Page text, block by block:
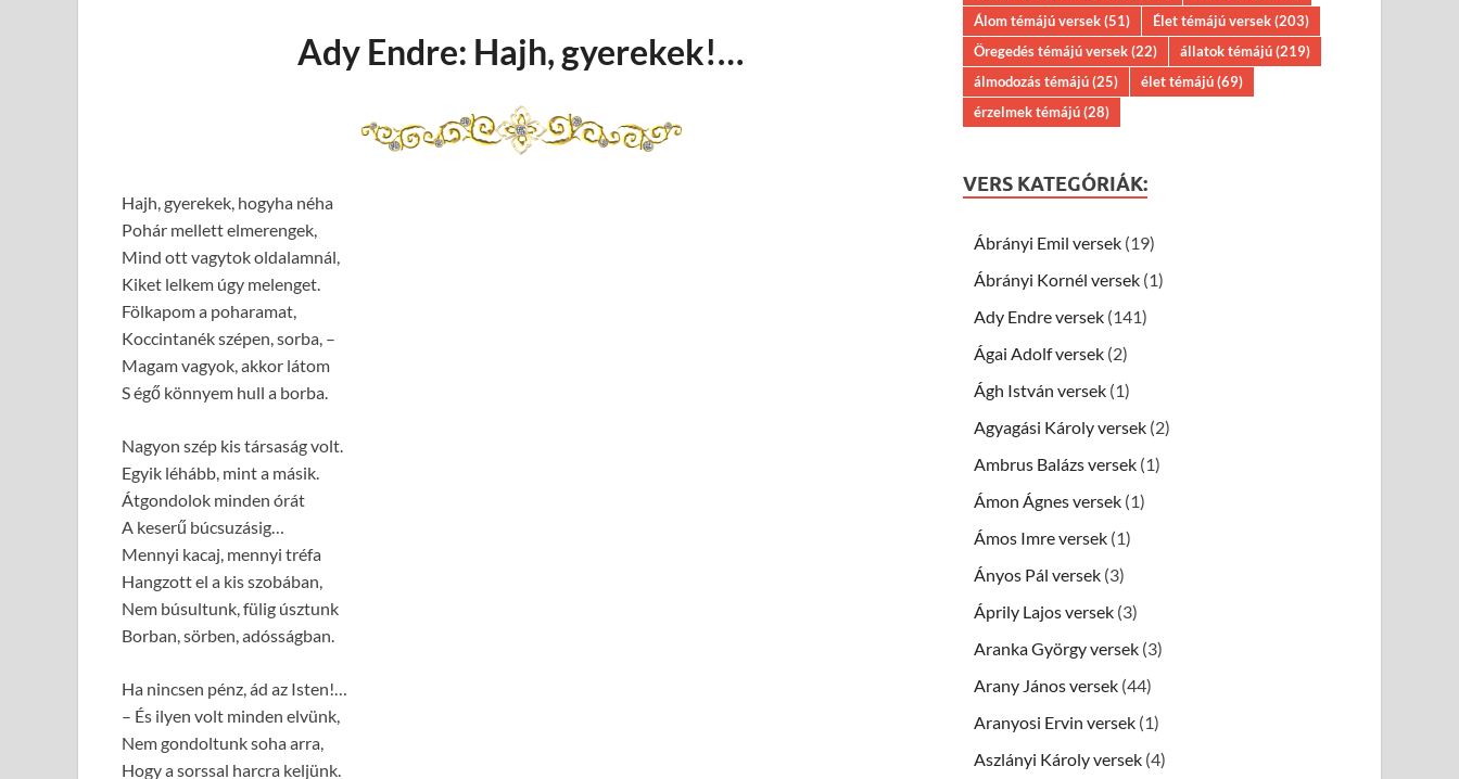
Ady Endre: Hajh, gyerekek!…
Hajh, gyerekek, hogyha néha
Pohár mellett elmerengek,
Mind ott vagytok oldalamnál,
Kiket lelkem úgy melenget.
Fölkapom a poharamat,
Koccintanék szépen, sorba, –
Magam vagyok, akkor látom
S égő könnyem hull a borba.
Nagyon szép kis társaság volt.
Egyik léhább, mint a másik.
Átgondolok minden órát
A keserű búcsuzásig…
Mennyi kacaj, mennyi tréfa
Hangzott el a kis szobában,
Nem búsultunk, fülig úsztunk
Borban, sörben, adósságban.
Ha nincsen pénz, ád az Isten!…
– És ilyen volt minden elvünk,
Nem gondoltunk soha arra,
Hogy a sorssal harcra keljünk.
Álom témájú versek(51) Élet témájú versek(203)
Öregedés témájú versek(22) állatok témájú(219)
álmodozás témájú(25) élet témájú(69)
érzelmek témájú(28)
VERS KATEGÓRIÁK:
Ábrányi Emil versek (19)
Ábrányi Kornél versek (1)
Ady Endre versek (141)
Ágai Adolf versek (2)
Ágh István versek (1)
Agyagási Károly versek (2)
Ambrus Balázs versek (1)
Ámon Ágnes versek (1)
Ámos Imre versek (1)
Ányos Pál versek (3)
Áprily Lajos versek (3)
Aranka György versek (3)
Arany János versek (44)
Aranyosi Ervin versek (1)
Aszlányi Károly versek (4)